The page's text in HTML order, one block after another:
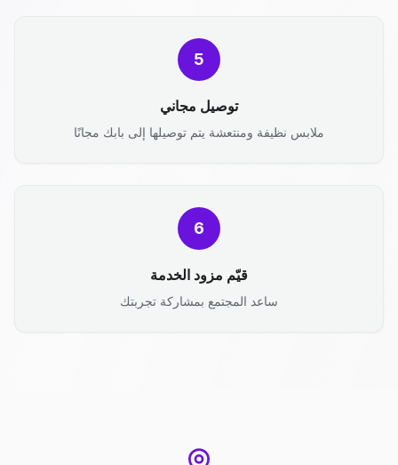
5
توصيل مجاني
ملابس نظيفة ومنتعشة يتم توصيلها إلى بابك مجانًا
6
قيّم مزود الخدمة
ساعد المجتمع بمشاركة تجربتك